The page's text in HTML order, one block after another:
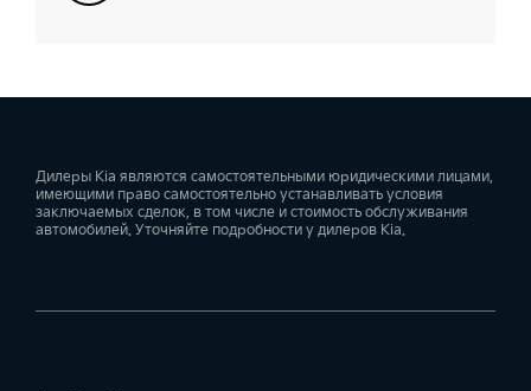
Дилеры Kia являются самостоятельными юридическими лицами,
имеющими право самостоятельно устанавливать условия
заключаемых сделок, в том числе и стоимость обслуживания
автомобилей. Уточняйте подробности у дилеров Kia.